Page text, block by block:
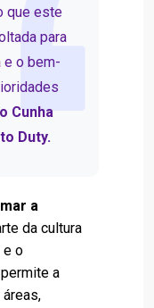
que este
para
e o bem-
Cunha
Duty.
a
da cultura
e o
a